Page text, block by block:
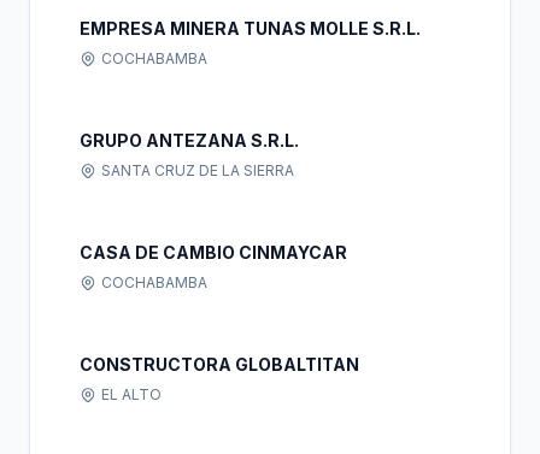
EMPRESA MINERA TUNAS MOLLE S.R.L.
COCHABAMBA
GRUPO ANTEZANA S.R.L.
SANTA CRUZ DE LA SIERRA
CASA DE CAMBIO CINMAYCAR
COCHABAMBA
CONSTRUCTORA GLOBALTITAN
EL ALTO